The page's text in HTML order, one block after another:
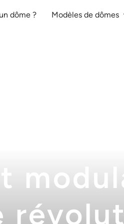
dôme ? Modèles de dômes